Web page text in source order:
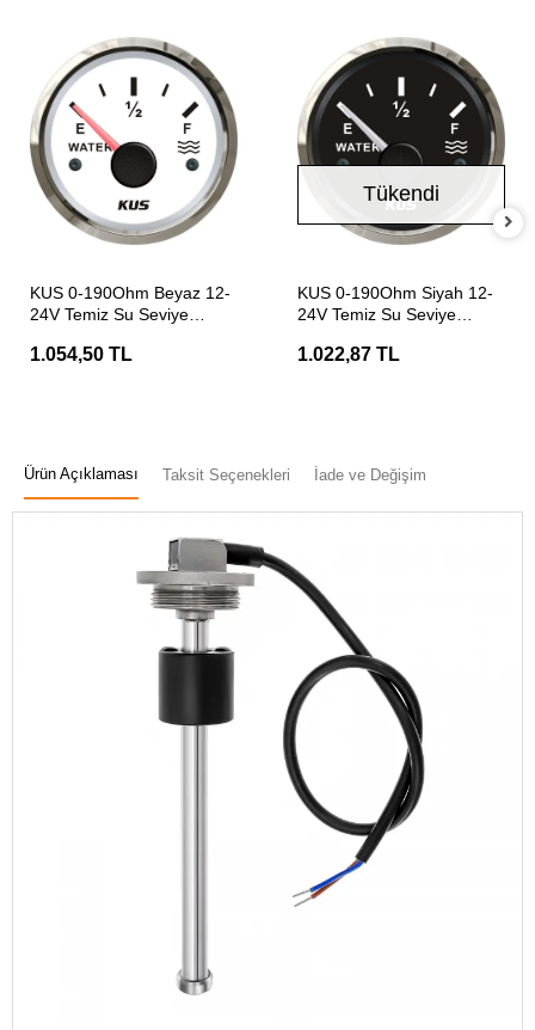
KUS 0-190Ohm Beyaz 12-
24V Temiz Su Seviye
1.054,50 TL
Tükendi
KUS 0-190Ohm Siyah 12-
24V Temiz Su Seviye
1.022,87 TL
Ürün Açıklaması Taksit Seçenekleri İade ve Değişim